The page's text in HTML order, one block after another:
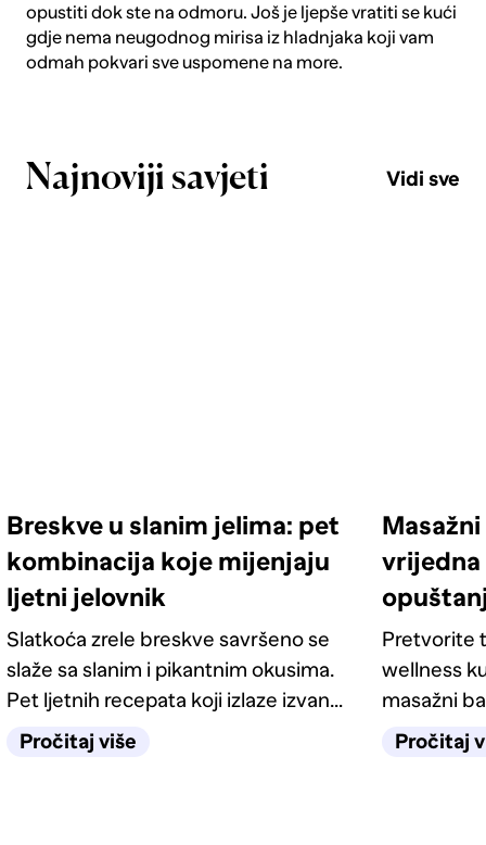
opustiti dok ste na odmoru. Još je ljepše vratiti se kući
gdje nema neugodnog mirisa iz hladnjaka koji vam
odmah pokvari sve uspomene na more.
Najnoviji savjeti Vidi sve
Breskve u slanim jelima: pet
kombinacija koje mijenjaju
ljetni jelovnik
Slatkoća zrele breskve savršeno se
slaže sa slanim i pikantnim okusima.
Pet ljetnih recepata koji izlaze izvan
kategorije deserta.
Pročitaj više
vrijedna
Pretvorite
wellness
masažni
Pročitaj